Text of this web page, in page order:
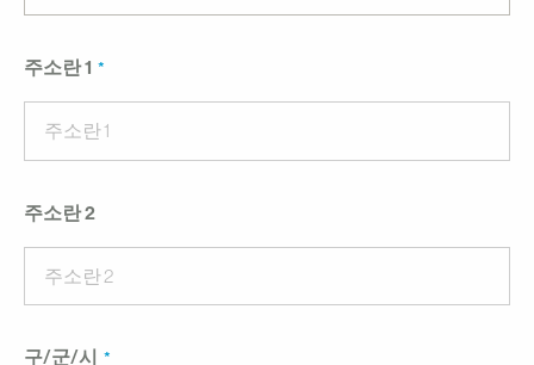
주소란 1
주소란 2
구/군/시